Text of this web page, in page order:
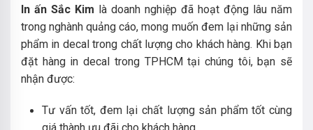
In ấn Sắc Kim là doanh nghiệp đã hoạt động lâu năm
trong nghành quảng cáo, mong muốn đem lại những sản
phẩm in decal trong chất lượng cho khách hàng. Khi bạn
đặt hàng in decal trong TPHCM tại chúng tôi, bạn sẽ
nhận được:
Tư vấn tốt, đem lại chất lượng sản phẩm tốt cùng